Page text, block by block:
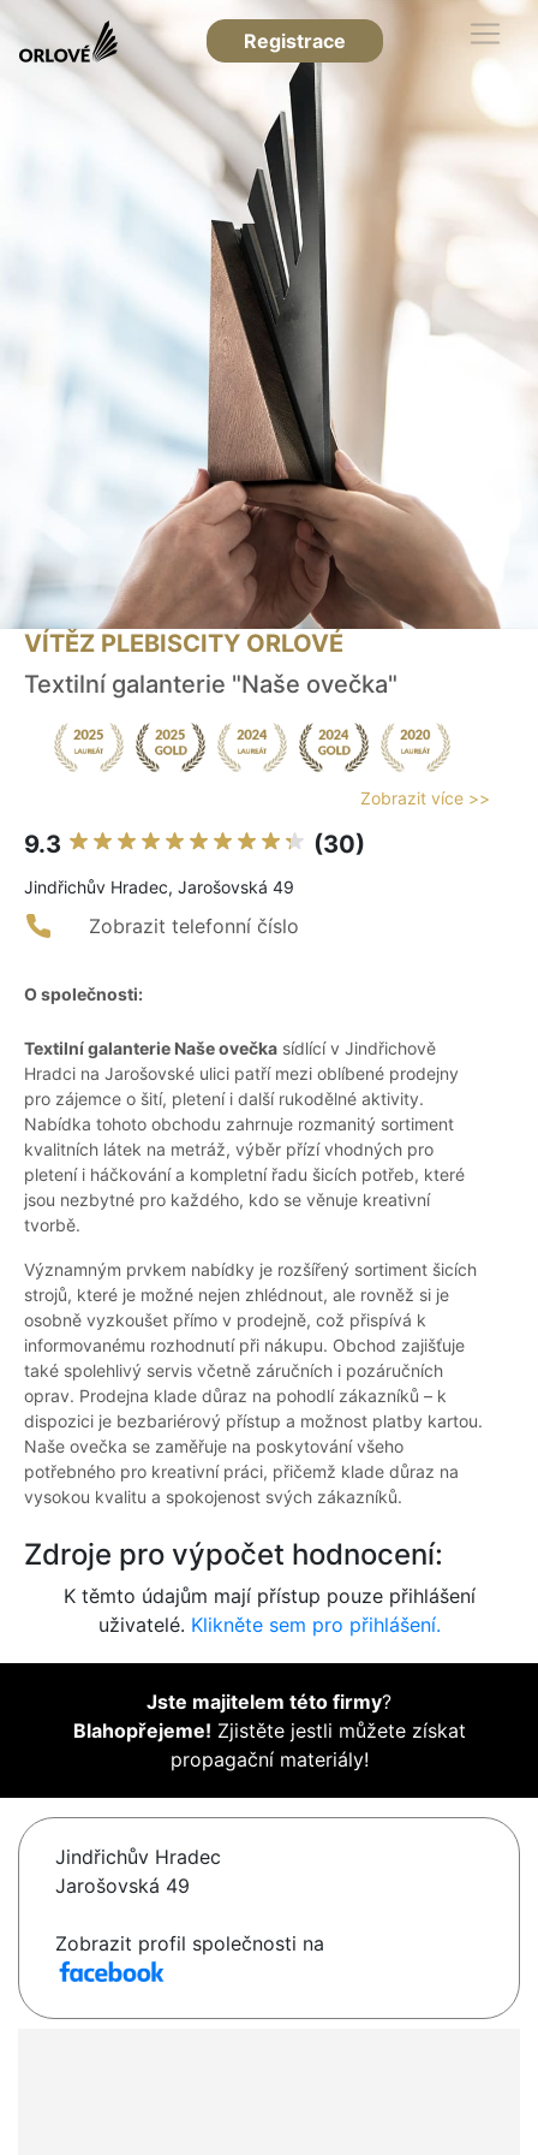
Registrace
VÍTĚZ PLEBISCITY ORLOVÉ
Textilní galanterie "Naše ovečka"
Zobrazit více >>
9.3 (30)
Jindřichův Hradec, Jarošovská 49
Zobrazit telefonní číslo
O společnosti:
Textilní galanterie Naše ovečka sídlící v Jindřichově
Hradci na Jarošovské ulici patří mezi oblíbené prodejny
pro zájemce o šití, pletení i další rukodělné aktivity.
Nabídka tohoto obchodu zahrnuje rozmanitý sortiment
kvalitních látek na metráž, výběr přízí vhodných pro
pletení i háčkování a kompletní řadu šicích potřeb, které
jsou nezbytné pro každého, kdo se věnuje kreativní
tvorbě.
Významným prvkem nabídky je rozšířený sortiment šicích
strojů, které je možné nejen zhlédnout, ale rovněž si je
osobně vyzkoušet přímo v prodejně, což přispívá k
informovanému rozhodnutí při nákupu. Obchod zajišťuje
také spolehlivý servis včetně záručních i pozáručních
oprav. Prodejna klade důraz na pohodlí zákazníků – k
dispozici je bezbariérový přístup a možnost platby kartou.
Naše ovečka se zaměřuje na poskytování všeho
potřebného pro kreativní práci, přičemž klade důraz na
vysokou kvalitu a spokojenost svých zákazníků.
Zdroje pro výpočet hodnocení:
K těmto údajům mají přístup pouze přihlášení
uživatelé. Klikněte sem pro přihlášení.
Jste majitelem této firmy?
Blahopřejeme! Zjistěte jestli můžete získat
propagační materiály!
Jindřichův Hradec
Jarošovská 49
Zobrazit profil společnosti na